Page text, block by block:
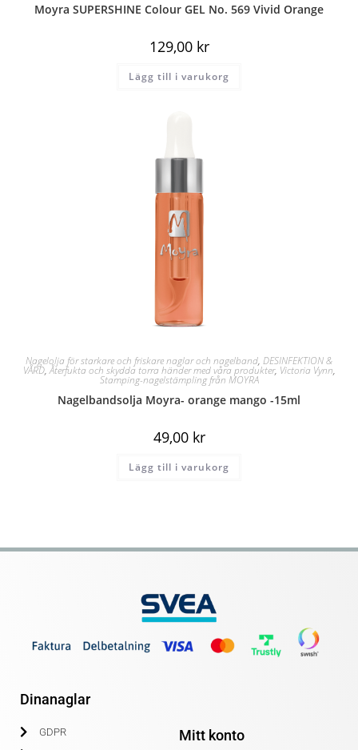
Moyra SUPERSHINE Colour GEL No. 569 Vivid Orange
129,00 kr
Lägg till i varukorg
Nagelolja för starkare och friskare naglar och nagelband, DESINFEKTION &
VÅRD,Återfukta och skydda torra händer med våra produkter, Victoria Vynn,
Stamping-nagelstämpling från MOYRA
Nagelbandsolja Moyra- orange mango -15ml
49,00 kr
Lägg till i varukorg
Dinanaglar
GDPR
Mitt konto